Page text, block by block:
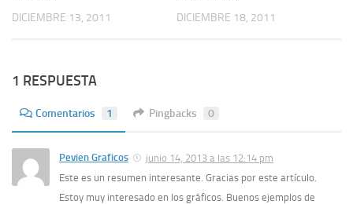
DICIEMBRE 13, 2011 DICIEMBRE 18, 2011
1 RESPUESTA
Comentarios 1 Pingbacks 0
Pevien Graficos
junio 14, 2013 a las 12:14 pm
Este es un resumen interesante. Gracias por este artí­culo.
Estoy muy interesado en los gráficos. Buenos ejemplos de